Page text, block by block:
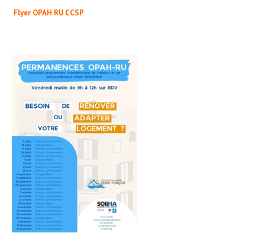
Flyer OPAH RU CCSP